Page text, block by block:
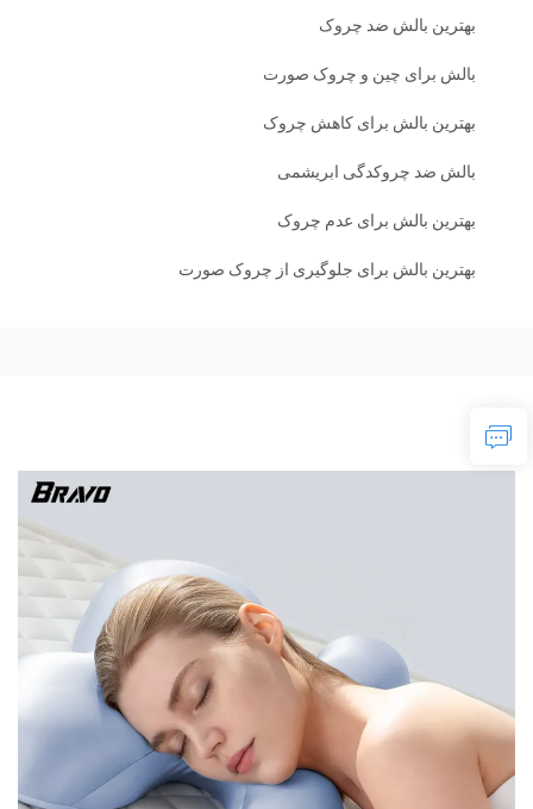
بهترین بالش ضد چروک
بالش برای چین و چروک صورت
بهترین بالش برای کاهش چروک
بالش ضد چروکدگی ابریشمی
بهترین بالش برای عدم چروک
بهترین بالش برای جلوگیری از چروک صورت